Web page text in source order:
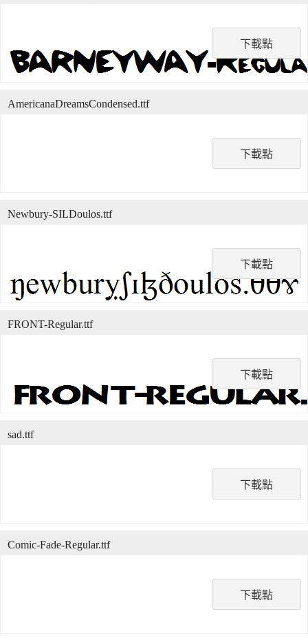
下載點
下載點
AmericanaDreamsCondensed.ttf
下載點
Newbury-SILDoulos.ttf
下載點
FRONT-Regular.ttf
下載點
sad.ttf
下載點
Comic-Fade-Regular.ttf